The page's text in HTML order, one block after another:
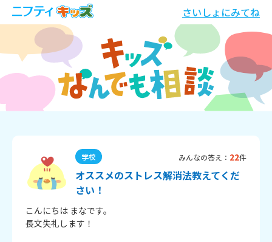
さいしょにみてね
学校 みんなの答え： 22件
オススメのストレス解消法教えてくだ
さい！
こんにちは まなです。
長文失礼します！